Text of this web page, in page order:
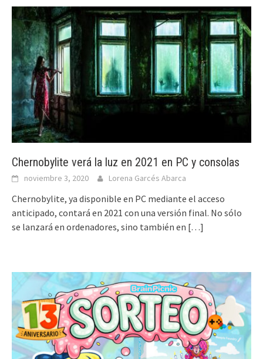
Chernobylite verá la luz en 2021 en PC y consolas
noviembre 3, 2020 Lorena Garcés Abarca
Chernobylite, ya disponible en PC mediante el acceso
anticipado, contará en 2021 con una versión final. No sólo
se lanzará en ordenadores, sino también en […]